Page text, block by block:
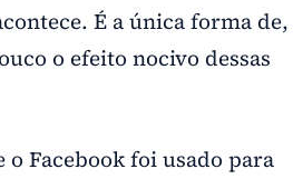
É a única forma de,
o efeito nocivo dessas
o Facebook foi usado para